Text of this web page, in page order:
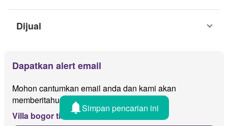
Dijual
Dapatkan alert email
Mohon cantumkan email anda dan kami akan
memberitahu jika ada iklan baru untuk
Villa bogor timur
Simpan pencarian ini